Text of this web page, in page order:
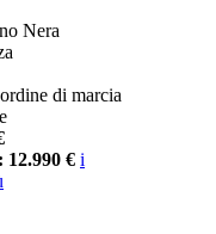
Nera
di marcia
12.990 € i